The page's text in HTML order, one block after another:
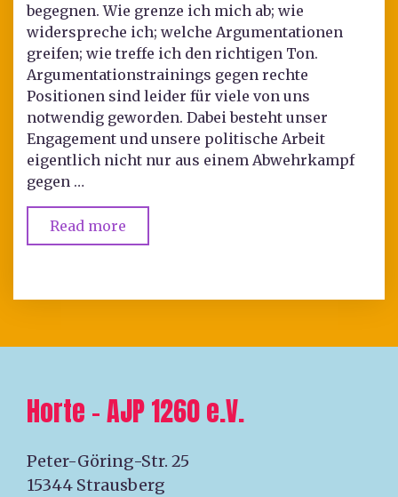
begegnen. Wie grenze ich mich ab; wie
widerspreche ich; welche Argumentationen
greifen; wie treffe ich den richtigen Ton.
Argumentationstrainings gegen rechte
Positionen sind leider für viele von uns
notwendig geworden. Dabei besteht unser
Engagement und unsere politische Arbeit
eigentlich nicht nur aus einem Abwehrkampf
gegen …
Read more
Horte – AJP 1260 e.V.
Peter-Göring-Str. 25
15344 Strausberg